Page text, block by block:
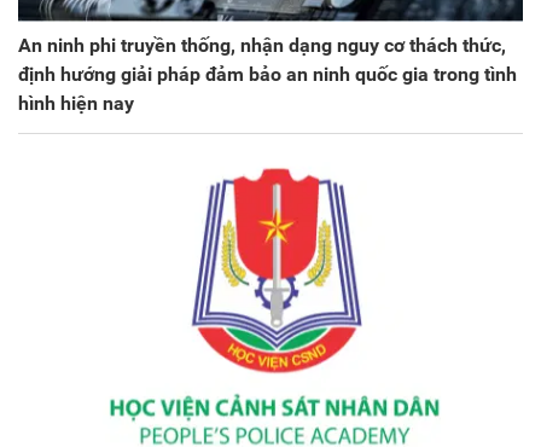
An ninh phi truyền thống, nhận dạng nguy cơ thách thức,
định hướng giải pháp đảm bảo an ninh quốc gia trong tình
hình hiện nay